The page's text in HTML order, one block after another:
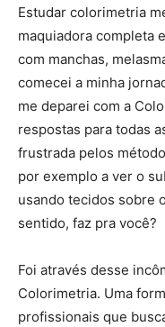
Estudar colorimetria
maquiadora completa
com manchas,
comecei a minha
me deparei com a
respostas para todas
frustrada pelos
por exemplo a ver o
usando tecidos sobre
sentido, faz pra você?
Foi através desse
Colorimetria. Uma
profissionais que